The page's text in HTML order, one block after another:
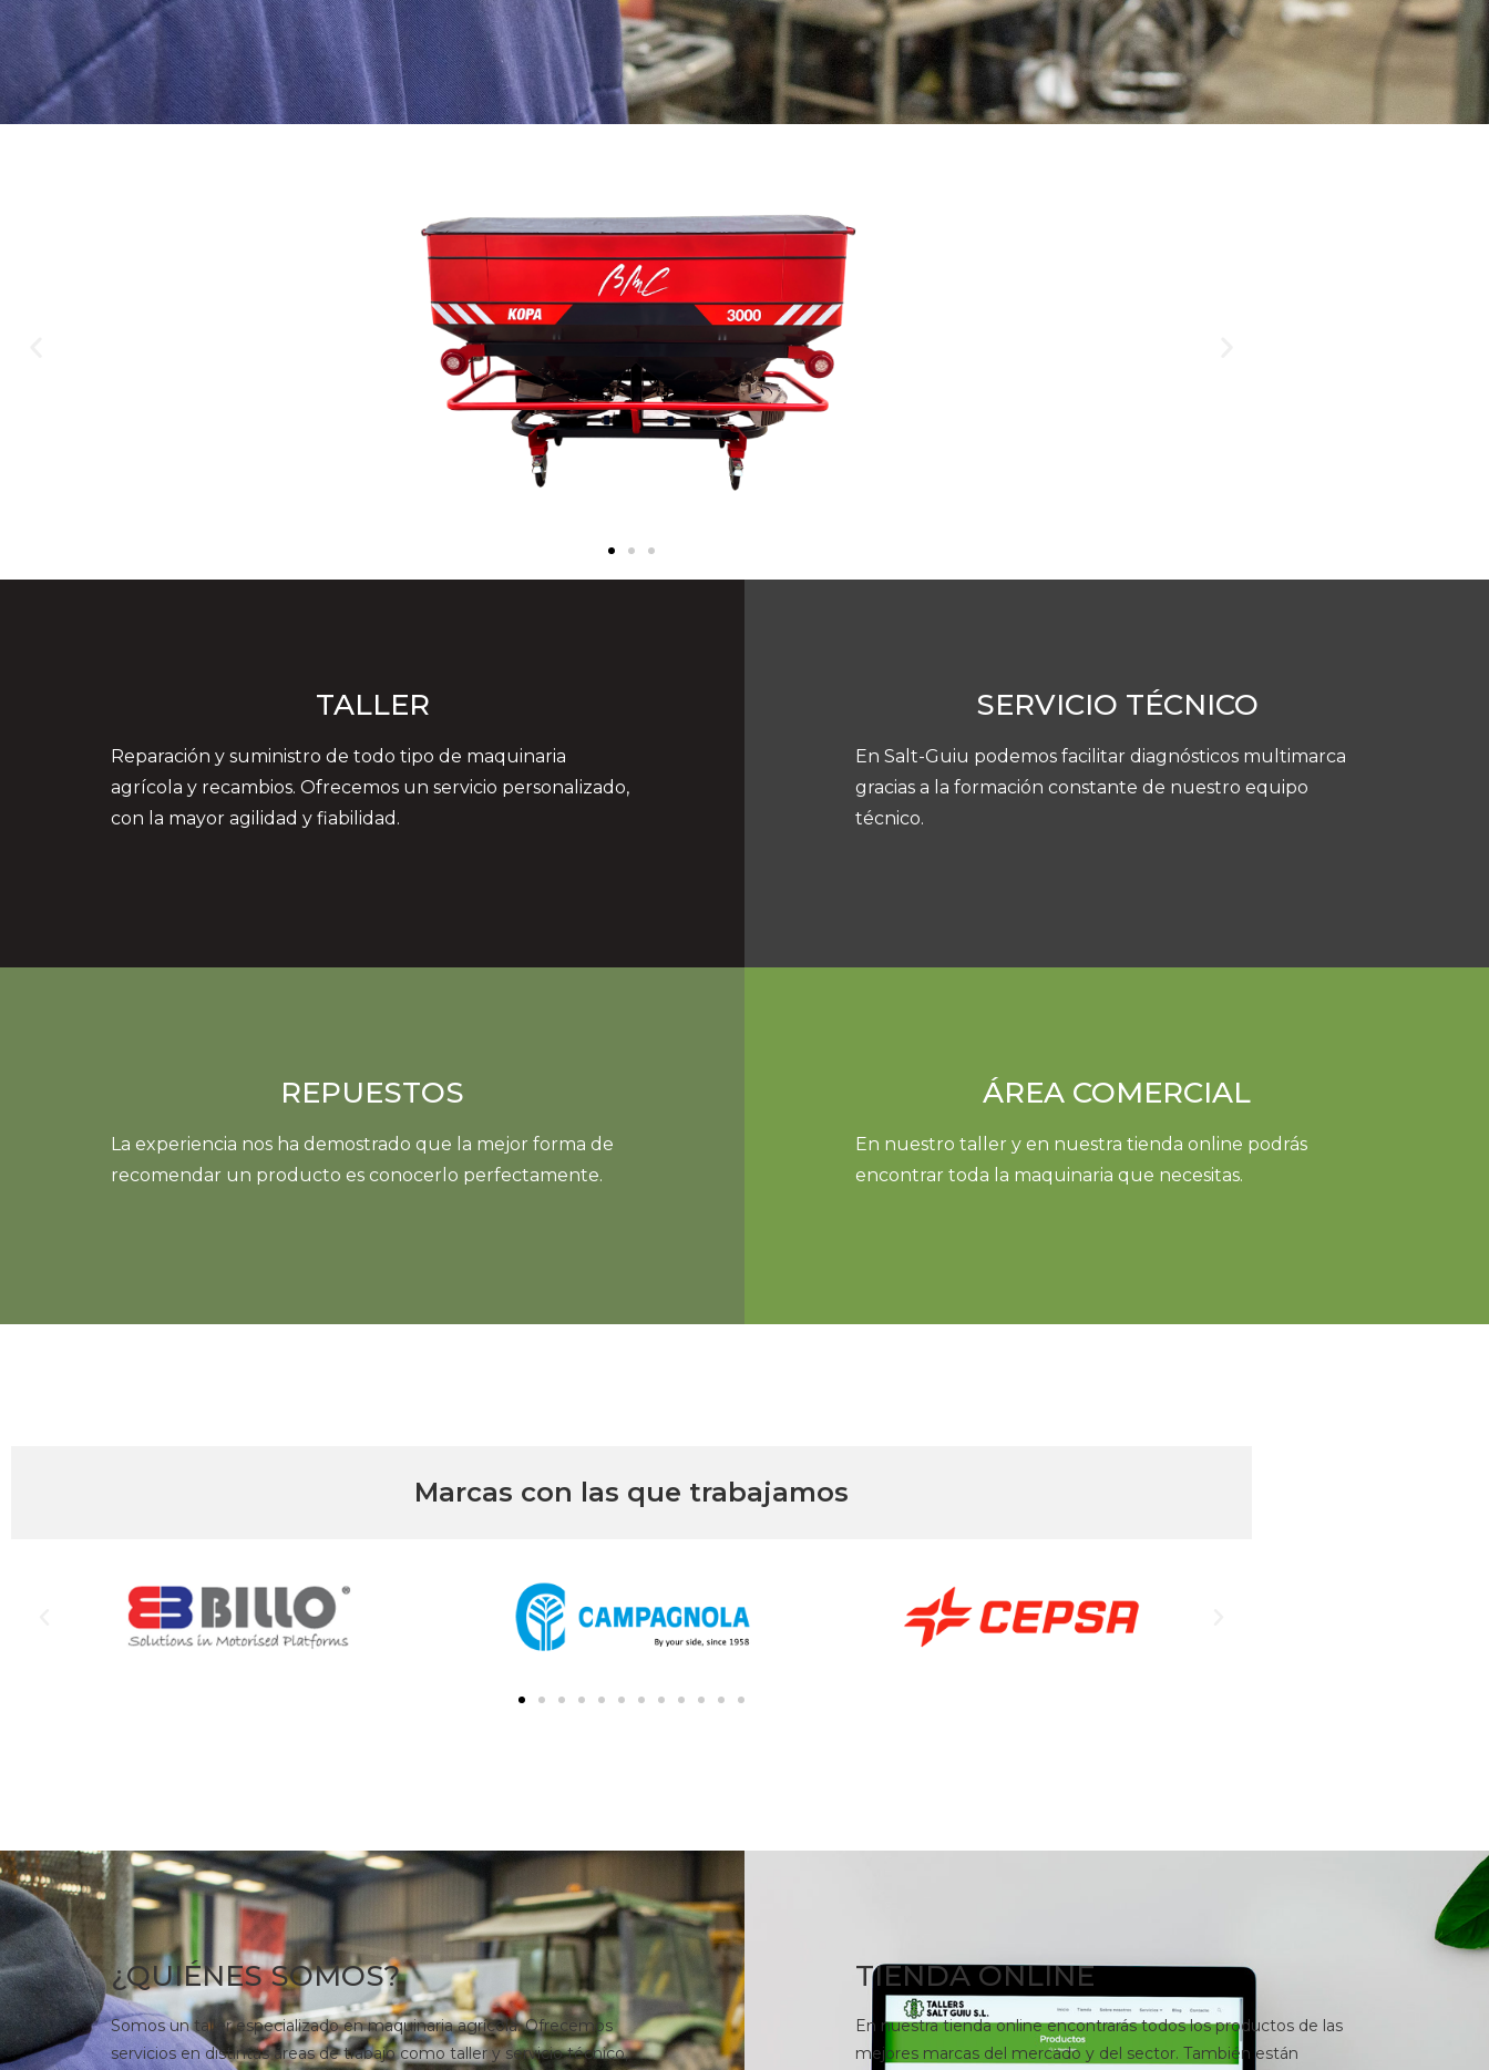
TALLER
Reparación y suministro de todo tipo de maquinaria
agrícola y recambios. Ofrecemos un servicio personalizado,
con la mayor agilidad y fiabilidad.
SERVICIO TÉCNICO
En Salt-Guiu podemos facilitar diagnósticos multimarca
gracias a la formación constante de nuestro equipo
técnico.
REPUESTOS
La experiencia nos ha demostrado que la mejor forma de
recomendar un producto es conocerlo perfectamente.
ÁREA COMERCIAL
En nuestro taller y en nuestra tienda online podrás
encontrar toda la maquinaria que necesitas.
Marcas con las que trabajamos
¿QUIÉNES SOMOS?
Somos un taller especializado en maquinaria agrícola. Ofrecemos
servicios en distintas áreas de trabajo como taller y servicio técnico,
TIENDA ONLINE
En nuestra tienda online encontrarás todos los productos de las
mejores marcas del mercado y del sector. También están